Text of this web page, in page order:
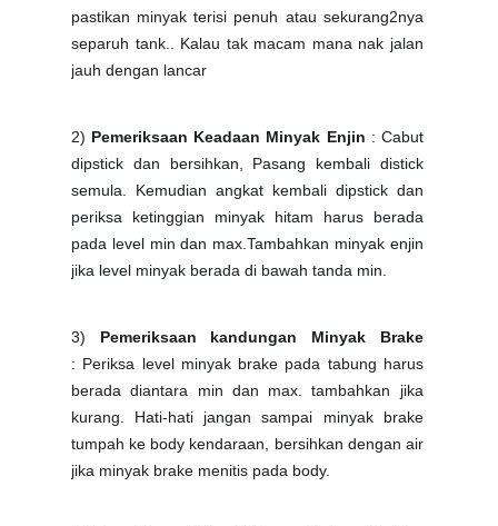
pastikan minyak terisi penuh atau sekurang2nya
separuh tank.. Kalau tak macam mana nak jalan
jauh dengan lancar
2) Pemeriksaan Keadaan Minyak Enjin : Cabut
dipstick dan bersihkan, Pasang kembali distick
semula. Kemudian angkat kembali dipstick dan
periksa ketinggian minyak hitam harus berada
pada level min dan max.Tambahkan minyak enjin
jika level minyak berada di bawah tanda min.
3) Pemeriksaan kandungan Minyak Brake
: Periksa level minyak brake pada tabung harus
berada diantara min dan max. tambahkan jika
kurang. Hati-hati jangan sampai minyak brake
tumpah ke body kendaraan, bersihkan dengan air
jika minyak brake menitis pada body.